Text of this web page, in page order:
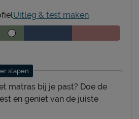
Uitleg & test maken
slapen
matras bij je past? Doe de
en geniet van de juiste